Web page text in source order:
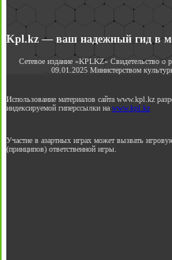
Kpl.kz — ваш надежный гид в
Сетевое издание «KPLKZ» Свидетельство
09.01.2025 Министерством
Использование материалов сайта www.kpl.kz
индексируемой гиперссылки на www.kpl.kz
Участие в азартных играх может вызвать
(принципов) ответственной игры.